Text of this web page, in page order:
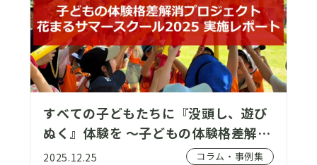
すべての子どもたちに『没頭し、遊び
ぬく』体験を ～子どもの体験格差解消
プロジェクト×花まるサマースクール
2025.12.25
コラム・事例集